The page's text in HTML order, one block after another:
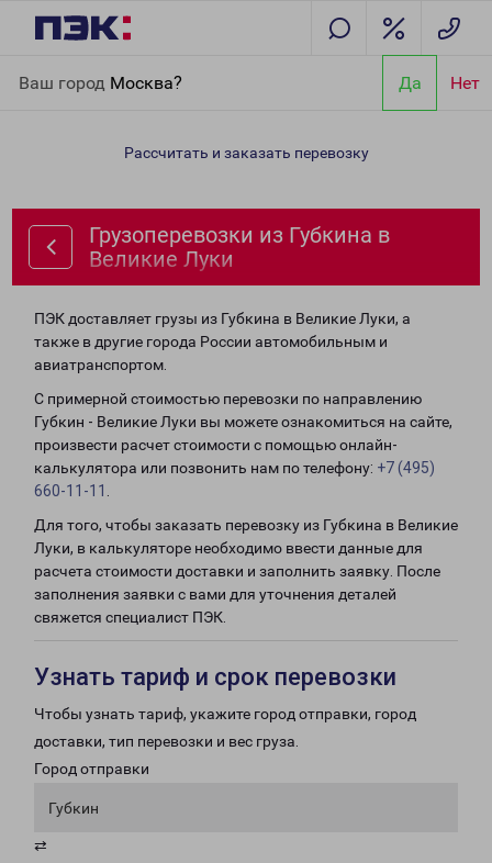
Ваш город Москва? Да Нет
Луки
Рассчитать и заказать перевозку
Грузоперевозки из Губкина в
Великие Луки
ПЭК доставляет грузы из Губкина в Великие Луки, а
также в другие города России автомобильным и
авиатранспортом.
С примерной стоимостью перевозки по направлению
Губкин - Великие Луки вы можете ознакомиться на сайте,
произвести расчет стоимости с помощью онлайн-
калькулятора или позвонить нам по телефону: +7 (495)
660-11-11
Для того, чтобы заказать перевозку из Губкина в Великие
Луки, в калькуляторе необходимо ввести данные для
расчета стоимости доставки и заполнить заявку. После
заполнения заявки с вами для уточнения деталей
свяжется специалист ПЭК.
Узнать тариф и срок перевозки
Чтобы узнать тариф, укажите город отправки, город
доставки, тип перевозки и вес груза.
Город отправки
Губкин
⇄